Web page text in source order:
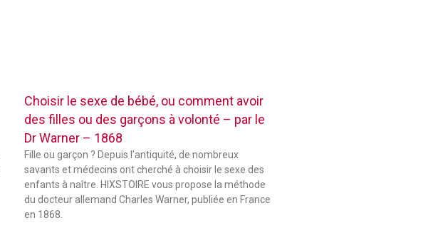
Choisir le sexe de bébé, ou comment avoir
des filles ou des garçons à volonté – par le
Dr Warner – 1868
Fille ou garçon ? Depuis l’antiquité, de nombreux
savants et médecins ont cherché à choisir le sexe des
enfants à naître. HIXSTOIRE vous propose la méthode
du docteur allemand Charles Warner, publiée en France
en 1868.